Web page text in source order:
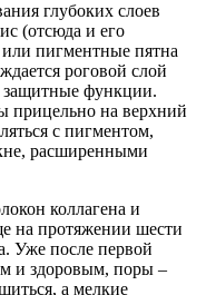
глубоких слоев
(отсюда и его
пигментные пятна
роговой слой
защитные функции.
прицельно на верхний
с пигментом,
расширенными
коллагена и
на протяжении шести
Уже после первой
и здоровым, поры –
а мелкие